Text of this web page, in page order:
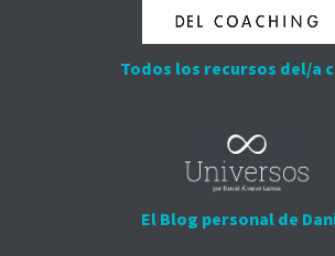
Todos los recursos del/a
El Blog personal de